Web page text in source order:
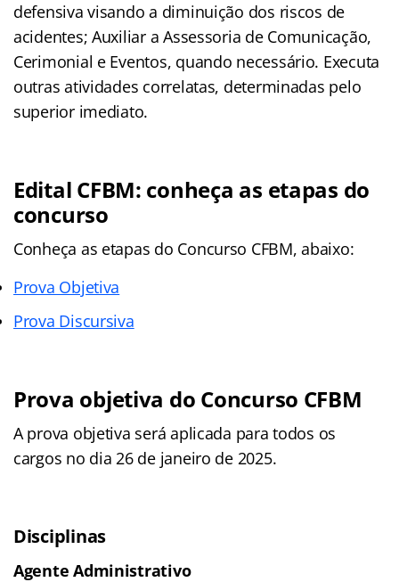
defensiva visando a diminuição dos riscos de
acidentes; Auxiliar a Assessoria de Comunicação,
Cerimonial e Eventos, quando necessário. Executa
outras atividades correlatas, determinadas pelo
superior imediato.
Edital CFBM: conheça as etapas do
concurso
Conheça as etapas do Concurso CFBM, abaixo:
Prova Objetiva
Prova Discursiva
Prova objetiva do Concurso CFBM
A prova objetiva será aplicada para todos os
cargos no dia 26 de janeiro de 2025.
Disciplinas
Agente Administrativo